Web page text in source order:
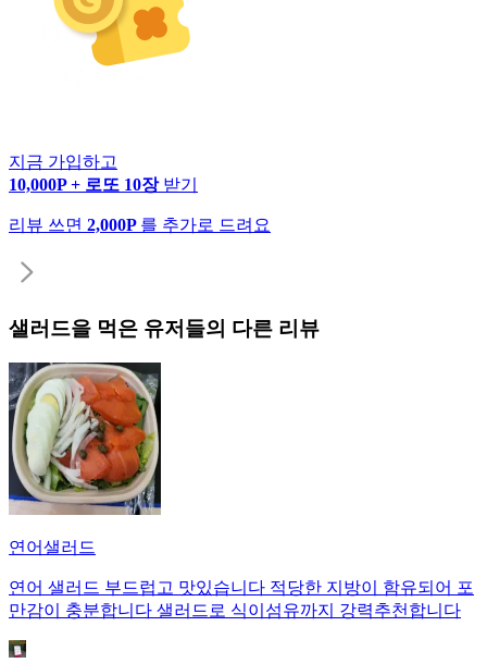
지금 가입하고
10,000P + 로또 10장 받기
리뷰 쓰면 2,000P 를 추가로 드려요
샐러드을 먹은 유저들의 다른 리뷰
연어샐러드
연어 샐러드 부드럽고 맛있습니다 적당한 지방이 함유되어 포
만감이 충분합니다 샐러드로 식이섬유까지 강력추천합니다